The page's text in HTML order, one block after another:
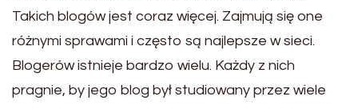
Takich blogów jest coraz więcej. Zajmują się one
różnymi sprawami i często są najlepsze w sieci.
Blogerów istnieje bardzo wielu. Każdy z nich
pragnie, by jego blog był studiowany przez wiele